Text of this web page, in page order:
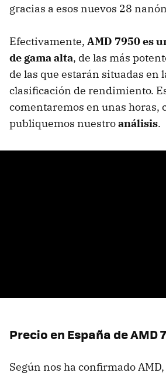
gracias a esos nuevos 28
Efectivamente, AMD 7950 es
de gama alta, de las más
de las que estarán situadas en
clasificación de rendimiento.
comentaremos en unas horas,
publiquemos nuestroanálisis.
Precio en España deAMD
Según nos ha confirmadoAMD,